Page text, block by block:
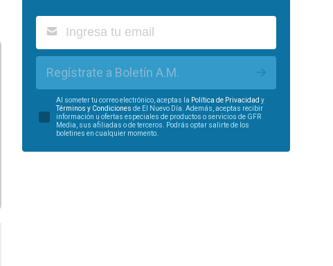
Regístrate a Boletín A.M.
Al someter tu correo electrónico, aceptas la Política de Privacidad y
Términos y Condiciones de El Nuevo Día. Además, aceptas recibir
información u ofertas especiales de productos o servicios de GFR
Media, sus afiliadas o de terceros. Podrás optar salirte de los
boletines en cualquier momento.